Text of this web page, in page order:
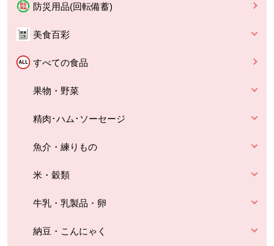
防災用品(回転備蓄)
美食百彩
すべての食品
果物・野菜
精肉･ハム･ソーセージ
魚介・練りもの
米・穀類
牛乳・乳製品・卵
納豆・こんにゃく